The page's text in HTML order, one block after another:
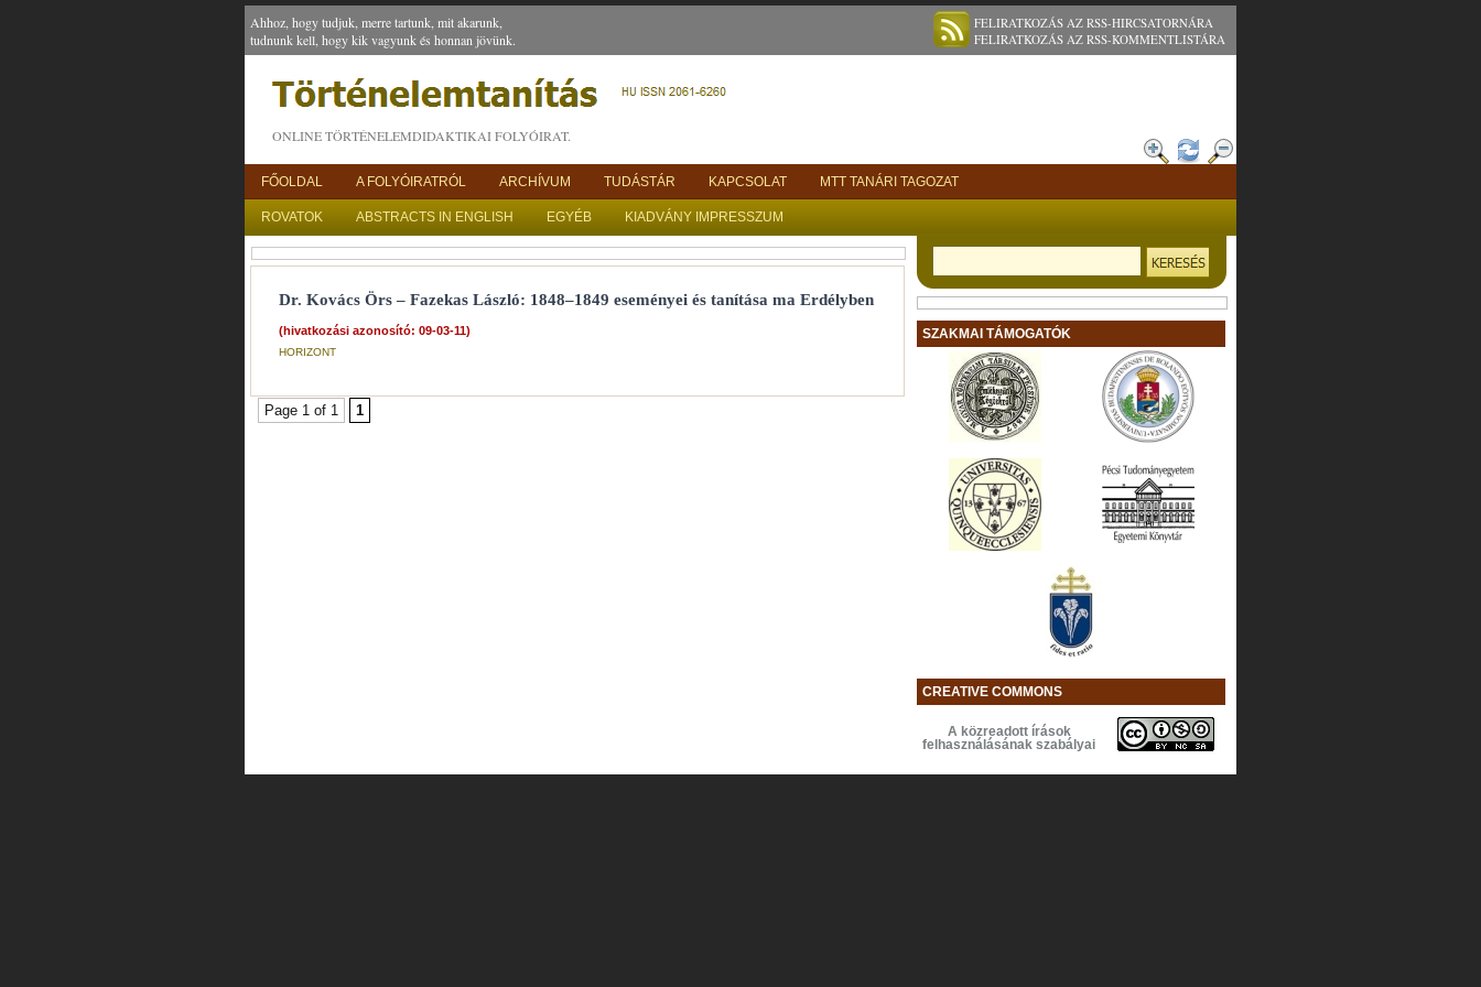
Ahhoz, hogy tudjuk, merre tartunk, mit akarunk,
tudnunk kell, hogy kik vagyunk és honnan jövünk.
FELIRATKOZÁS AZ RSS-HIRCSATORNÁRA
FELIRATKOZÁS AZ RSS-KOMMENTLISTÁRA
ONLINE TÖRTÉNELEMDIDAKTIKAI FOLYÓIRAT.
FŐOLDAL A FOLYÓIRATRÓL ARCHÍVUM TUDÁSTÁR KAPCSOLAT MTT TANÁRI TAGOZAT
ROVATOK ABSTRACTS IN ENGLISH EGYÉB KIADVÁNY IMPRESSZUM
Dr. Kovács Örs – Fazekas László: 1848–1849 eseményei és tanítása ma Erdélyben
(hivatkozási azonosító: 09-03-11)
HORIZONT
Page 1 of 1 1
SZAKMAI TÁMOGATÓK
CREATIVE COMMONS
A közreadott írások
felhasználásának szabályai